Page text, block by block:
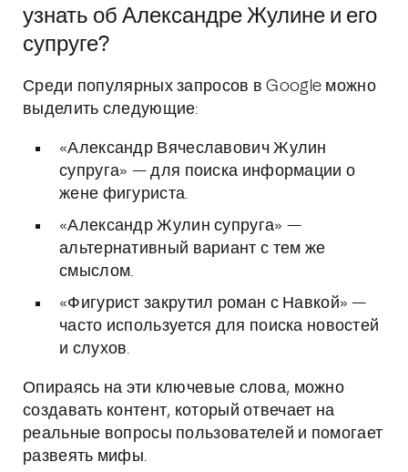
узнать об Александре Жулине и его
супруге?
Среди популярных запросов в Google можно
выделить следующие:
«Александр Вячеславович Жулин
супруга» — для поиска информации о
жене фигуриста.
«Александр Жулин супруга» —
альтернативный вариант с тем же
смыслом.
«Фигурист закрутил роман с Навкой» —
часто используется для поиска новостей
и слухов.
Опираясь на эти ключевые слова, можно
создавать контент, который отвечает на
реальные вопросы пользователей и помогает
развеять мифы.